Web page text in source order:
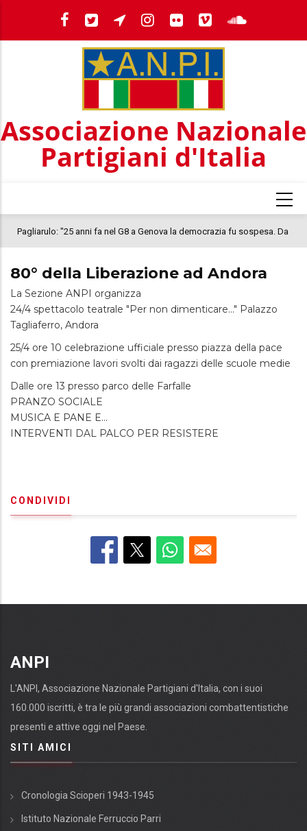
contenuto
Associazione Nazionale
Partigiani d'Italia
Pagliarulo: "25 anni fa nel G8 a Genova la democrazia fu sospesa. Da
colloca la morte di Abderrahim Fakir"
80° della Liberazione ad Andora
La Sezione ANPI organizza
24/4 spettacolo teatrale "Per non dimenticare..." Palazzo
Tagliaferro, Andora
25/4 ore 10 celebrazione ufficiale presso piazza della pace
con premiazione lavori svolti dai ragazzi delle scuole medie
Dalle ore 13 presso parco delle Farfalle
PRANZO SOCIALE
MUSICA E PANE E...
INTERVENTI DAL PALCO PER RESISTERE
CONDIVIDI
ANPI
L'ANPI, Associazione Nazionale Partigiani d'Italia, con i suoi
160.000 iscritti, è tra le più grandi associazioni combattentistiche
presenti e attive oggi nel Paese.
SITI AMICI
Cronologia Scioperi 1943-1945
Istituto Nazionale Ferruccio Parri